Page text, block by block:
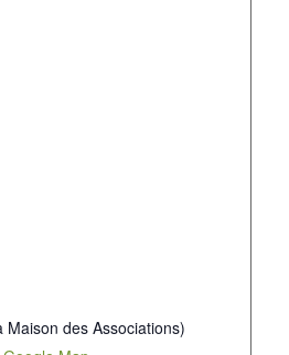
Maison des Associations)